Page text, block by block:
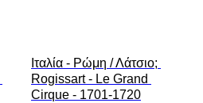
Ιταλία - Ρώμη / Λάτσιο;
Rogissart - Le Grand
Cirque - 1701-1720